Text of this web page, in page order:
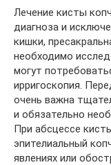
Лечение кисты
диагноза и
кишки,
необходимо
могут
ирригоскопия.
очень важна
и обязательно
При абсцессе
эпителиальный
явлениях или